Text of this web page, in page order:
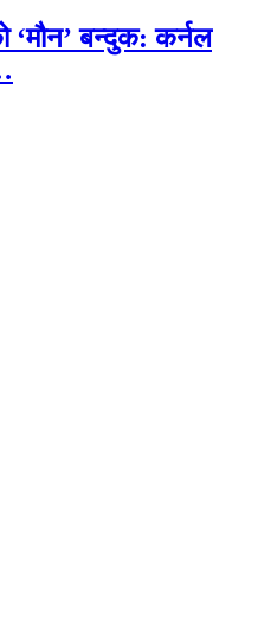
‘मौन’ बन्दुक: कर्नल